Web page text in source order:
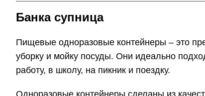
Банка супница
Пищевые одноразовые контейнеры – это
уборку и мойку посуды. Они идеально
работу, в школу, на пикник и поездку.
Одноразовые контейнеры сделаны из